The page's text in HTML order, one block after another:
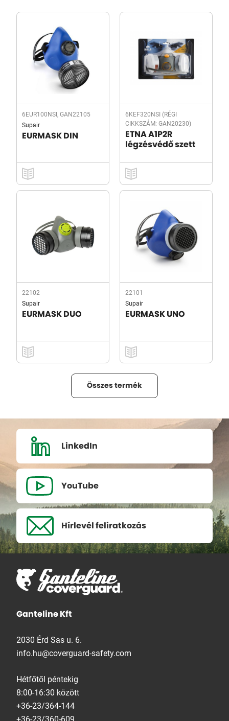
6EUR100NSI, GAN22105
Supair
EURMASK DIN
6KEF320NSI (RÉGI
CIKKSZÁM: GAN20230)
ETNA A1P2R
légzésvédő szett
22102
Supair
EURMASK DUO
22101
Supair
EURMASK UNO
Összes termék
LinkedIn
YouTube
Hírlevél feliratkozás
Ganteline Kft
2030 Érd Sas u. 6.
info.hu@coverguard-safety.com
Hétfőtől péntekig
8:00-16:30 között
+36-23/364-144